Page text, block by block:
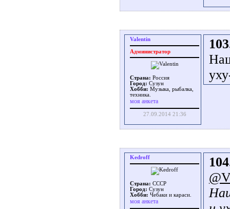
Valentin
Администратор
Страна: Россия
Город: Сузун
Хобби: Музыка, рыбалка,
техника.
моя анкета
27.09.2014 21:36
Kedroff
Страна: СССР
Город: Сузун
Хобби: Чебаки и караси.
моя анкета